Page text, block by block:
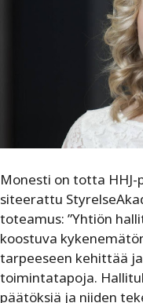
Monesti on totta
siteerattu
toteamus: ”Yhtiön
koostuva
tarpeeseen kehittää
toimintatapoja.
päätöksiä ja niiden